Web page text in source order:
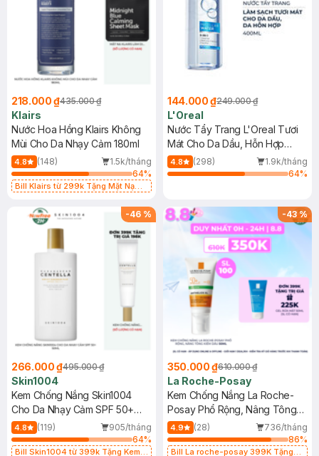
218.000 ₫435.000 ₫
Klairs
Nước Hoa Hồng Klairs Không
Mùi Cho Da Nhạy Cảm 180ml
4.8 (148)
1.5k/tháng
64%
Bill Klairs từ 299k Tặng Mặt Nạ
25ml (SL Có Hạn)
144.000 ₫249.000 ₫
L'Oreal
Nước Tẩy Trang L'Oreal Tươi
Mát Cho Da Dầu, Hỗn Hợp
400ml
4.8 (298)
1.9k/tháng
64%
-46 %
266.000 ₫495.000 ₫
Skin1004
Kem Chống Nắng Skin1004
Cho Da Nhạy Cảm SPF 50+
50ml
4.8 (119)
905/tháng
64%
Bill Skin1004 từ 399k Tặng Kem
-43%
350.000 ₫610.000 ₫
La Roche-Posay
Kem Chống Nắng La Roche-
Posay Phổ Rộng, Nâng Tông
Kiềm Dầu 50ml
4.9 (28)
736/tháng
86%
Bill La roche-posay 399K Tặng